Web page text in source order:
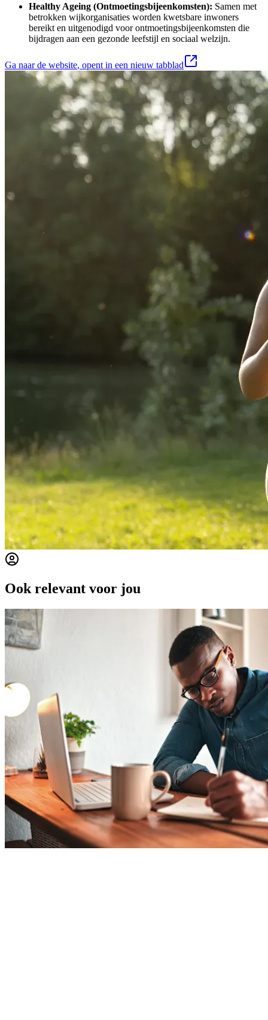
Healthy Ageing (Ontmoetingsbijeenkomsten): Samen met
betrokken wijkorganisaties worden kwetsbare inwoners
bereikt en uitgenodigd voor ontmoetingsbijeenkomsten die
bijdragen aan een gezonde leefstijl en sociaal welzijn.
Ga naar de website, opent in een nieuw tabblad
Ook relevant voor jou